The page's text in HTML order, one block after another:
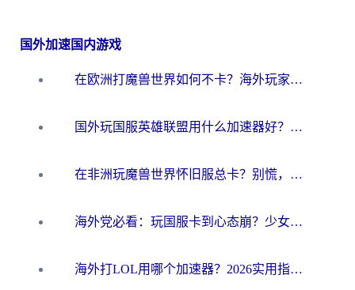
国外加速国内游戏
在欧洲打魔兽世界如何不卡？海外玩家的国服游戏加速终极攻略
国外玩国服英雄联盟用什么加速器好？海外党亲测有效的国服游戏加速指南
在非洲玩魔兽世界怀旧服总卡？别慌，这份指南帮你丝滑开荒
海外党必看：玩国服卡到心态崩？少女前线云图计划加速器免费推荐+碧蓝航线足球世界流畅攻略
海外打LOL用哪个加速器？2026实用指南：从延迟到设备适配，一篇解决你的国服游戏痛点